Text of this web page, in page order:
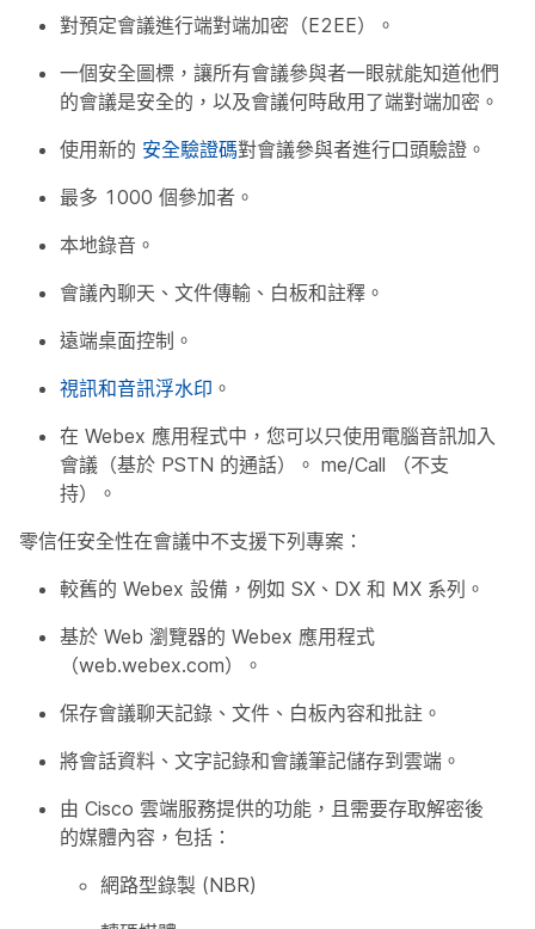
對預定會議進行端對端加密（E2EE）。
一個安全圖標，讓所有會議參與者一眼就能知道他們
的會議是安全的，以及會議何時啟用了端對端加密。
使用新的 安全驗證碼對會議參與者進行口頭驗證。
最多 1000 個參加者。
本地錄音。
會議內聊天、文件傳輸、白板和註釋。
遠端桌面控制。
視訊和音訊浮水印 。
在 Webex 應用程式中，您可以只使用電腦音訊加入
會議（基於 PSTN 的通話）。 me/Call （不支
持）。
零信任安全性在會議中不支援下列專案：
較舊的 Webex 設備，例如 SX、DX 和 MX 系列。
基於 Web 瀏覽器的 Webex 應用程式
（web.webex.com）。
保存會議聊天記錄、文件、白板內容和批註。
將會話資料、文字記錄和會議筆記儲存到雲端。
由 Cisco 雲端服務提供的功能，且需要存取解密後
的媒體內容，包括：
網路型錄製 (NBR)